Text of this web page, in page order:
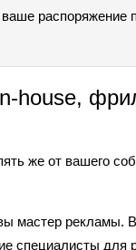
ваше распоряжение
house,
же от вашего
мастер рекламы.
специалисты для